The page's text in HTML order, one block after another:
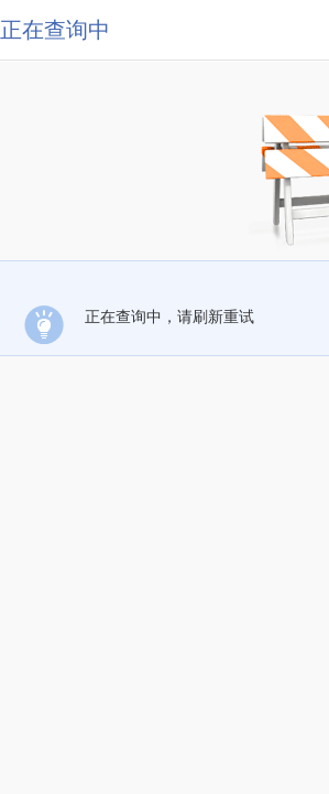
正在查询中
正在查询中，请刷新重试